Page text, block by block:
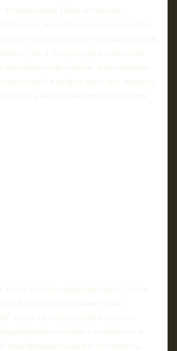
четырехлетия Даша не смогла
потенциал, и по итогам сезона многих
ли ей психологически перезагрузиться.
уже в Фалуне, где в скиатлоне
молодой спортсменки, лишь недавно
в разряд взрослых лидеров,
в карьере на международном
этому успеху ожидания перед Лахти
8 марта в программе этапа
на 10 км с раздельного старта -
отсекает случайность и
план функциональную готовность,